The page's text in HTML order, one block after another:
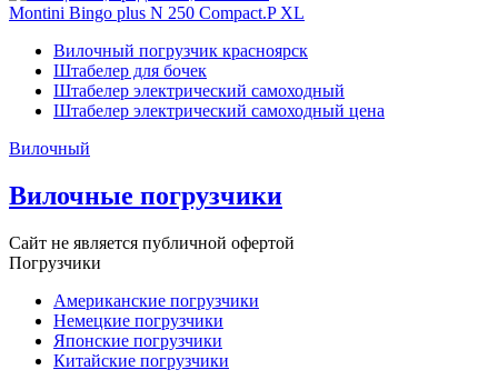
Montini Bingo plus N 250 Compact.P XL
Вилочный погрузчик красноярск
Штабелер для бочек
Штабелер электрический самоходный
Штабелер электрический самоходный цена
Вилочный
Вилочные погрузчики
Сайт не является публичной офертой
Погрузчики
Американские погрузчики
Немецкие погрузчики
Японские погрузчики
Китайские погрузчики